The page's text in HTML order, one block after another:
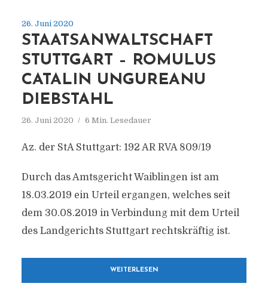
26. Juni 2020
STAATSANWALTSCHAFT
STUTTGART – ROMULUS
CATALIN UNGUREANU
DIEBSTAHL
26. Juni 2020 6 Min. Lesedauer
Az. der StA Stuttgart: 192 AR RVA 809/19
Durch das Amtsgericht Waiblingen ist am
18.03.2019 ein Urteil ergangen, welches seit
dem 30.08.2019 in Verbindung mit dem Urteil
des Landgerichts Stuttgart rechtskräftig ist.
WEITERLESEN